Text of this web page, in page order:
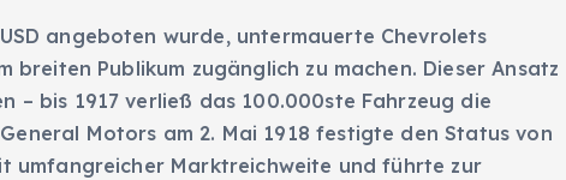
angeboten wurde, untermauerte Chevrolets
Publikum zugänglich zu machen. Dieser Ansatz
– bis 1917 verließ das 100.000ste Fahrzeug die
Motors am 2. Mai 1918 festigte den Status von
umfangreicher Marktreichweite und führte zur